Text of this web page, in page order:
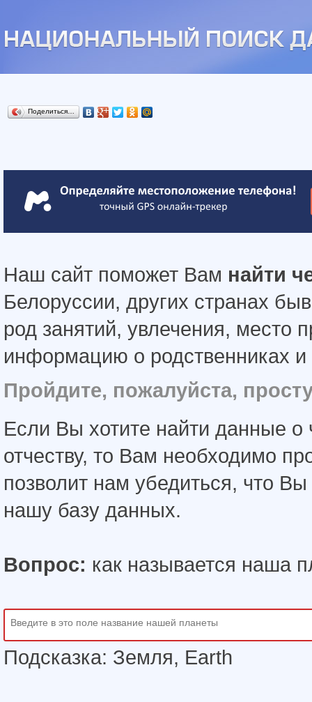
Поделиться…
Наш сайт поможет Вам найти
Белоруссии, других странах
род занятий, увлечения, место
информацию о родственниках и
Пройдите, пожалуйста,
Если Вы хотите найти данные
отчеству, то Вам необходимо
позволит нам убедиться, что
нашу базу данных.
Вопрос: как называется наша
Подсказка: Земля, Earth